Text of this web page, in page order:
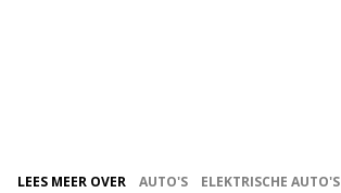
LEES MEER OVER AUTO'S
ELEKTRISCHE AUTO'S